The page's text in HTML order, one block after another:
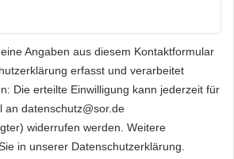
Angaben aus diesem Kontaktformular
erfasst und verarbeitet
Die erteilte Einwilligung kann jederzeit für
an datenschutz@sor.de
widerrufen werden. Weitere
in unserer Datenschutzerklärung